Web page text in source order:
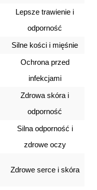
Lepsze trawienie i
odporność
Silne kości i mięśnie
Ochrona przed
infekcjami
Zdrowa skóra i
odporność
Silna odporność i
zdrowe oczy
Zdrowe serce i skóra